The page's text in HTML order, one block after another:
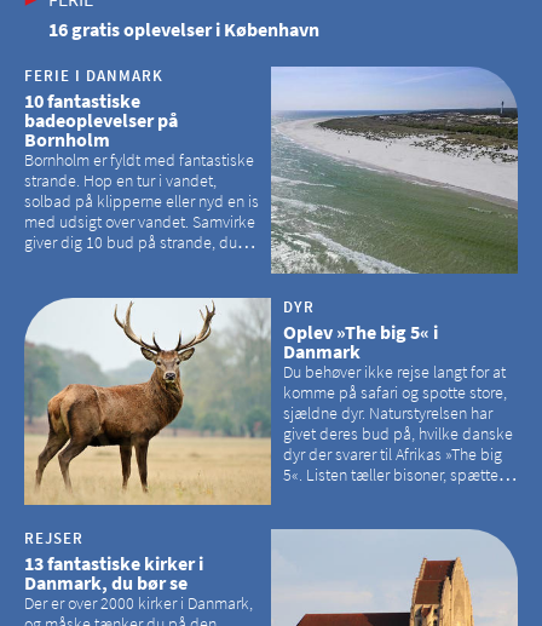
16 gratis oplevelser i København
FERIE I DANMARK
10 fantastiske
badeoplevelser på
Bornholm
Bornholm er fyldt med fantastiske
strande. Hop en tur i vandet,
solbad på klipperne eller nyd en is
med udsigt over vandet. Samvirke
giver dig 10 bud på strande, du
DYR
Oplev »The big 5« i
Danmark
Du behøver ikke rejse langt for at
komme på safari og spotte store,
sjældne dyr. Naturstyrelsen har
givet deres bud på, hvilke danske
dyr der svarer til Afrikas »The big
5«. Listen tæller bisoner, spættede
REJSER
13 fantastiske kirker i
Danmark, du bør se
Der er over 2000 kirker i Danmark,